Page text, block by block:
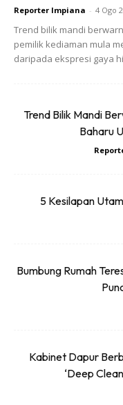
Reporter Impiana - 4 Ogo
Trend bilik mandi
pemilik kediaman mula
daripada ekspresi gaya
Trend Bilik Mandi
Baharu
5 Kesilapan
Bumbung Rumah
Kabinet Dapur
‘Deep